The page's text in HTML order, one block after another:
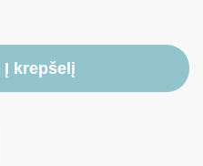
Į krepšelį